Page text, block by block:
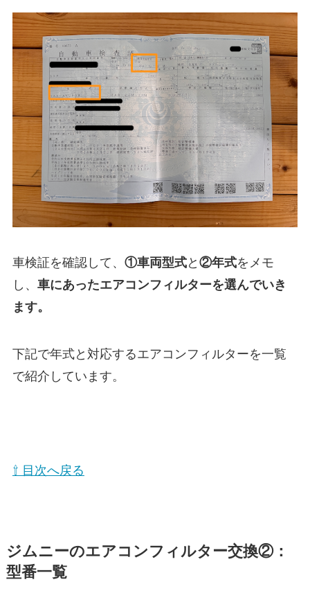
車検証を確認して、 ①車両型式と ②年式をメモ
し、 車にあったエアコンフィルターを選んでいき
ます。
下記で年式と対応するエアコンフィルターを一覧
で紹介しています。
⇧ 目次へ戻る
ジムニーのエアコンフィルター交換②：
型番一覧